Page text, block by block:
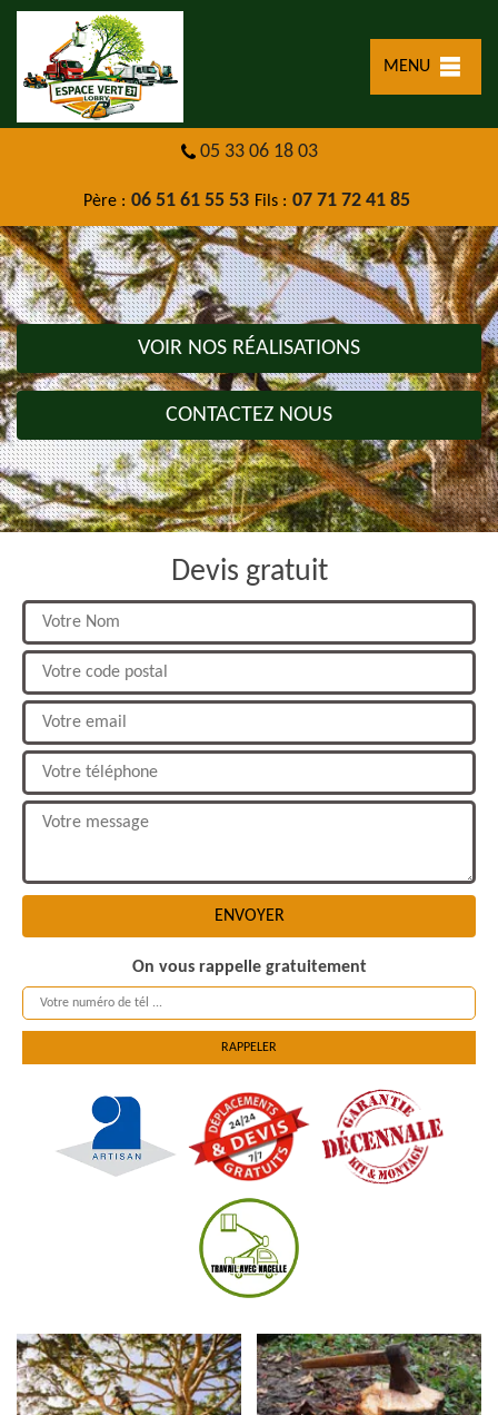
MENU
05 33 06 18 03
Père : 06 51 61 55 53 Fils : 07 71 72 41 85
VOIR NOS RÉALISATIONS
CONTACTEZ NOUS
Devis gratuit
On vous rappelle gratuitement